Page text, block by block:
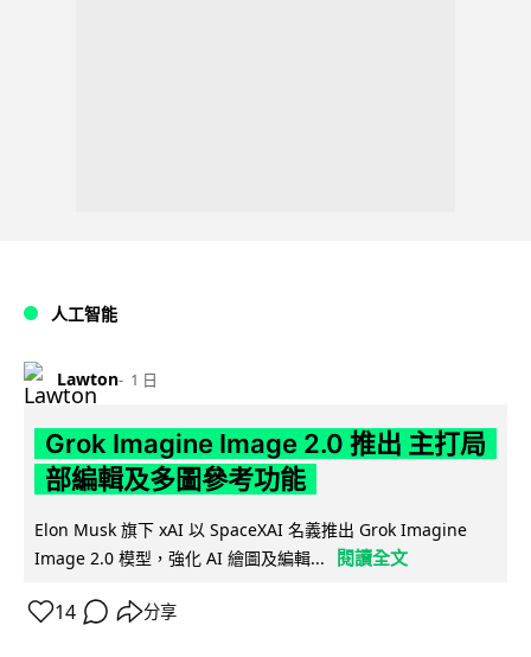
人工智能
Lawton 1 日
Grok Imagine Image 2.0 推出 主打局
部編輯及多圖參考功能
Elon Musk 旗下 xAI 以 SpaceXAI 名義推出 Grok Imagine
Image 2.0 模型，強化 AI 繪圖及編輯...
閱讀全文
14 分享